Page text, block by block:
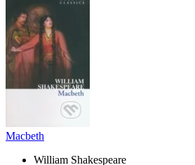
Macbeth
William Shakespeare